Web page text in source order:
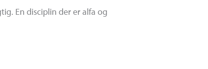
En disciplin der er alfa og